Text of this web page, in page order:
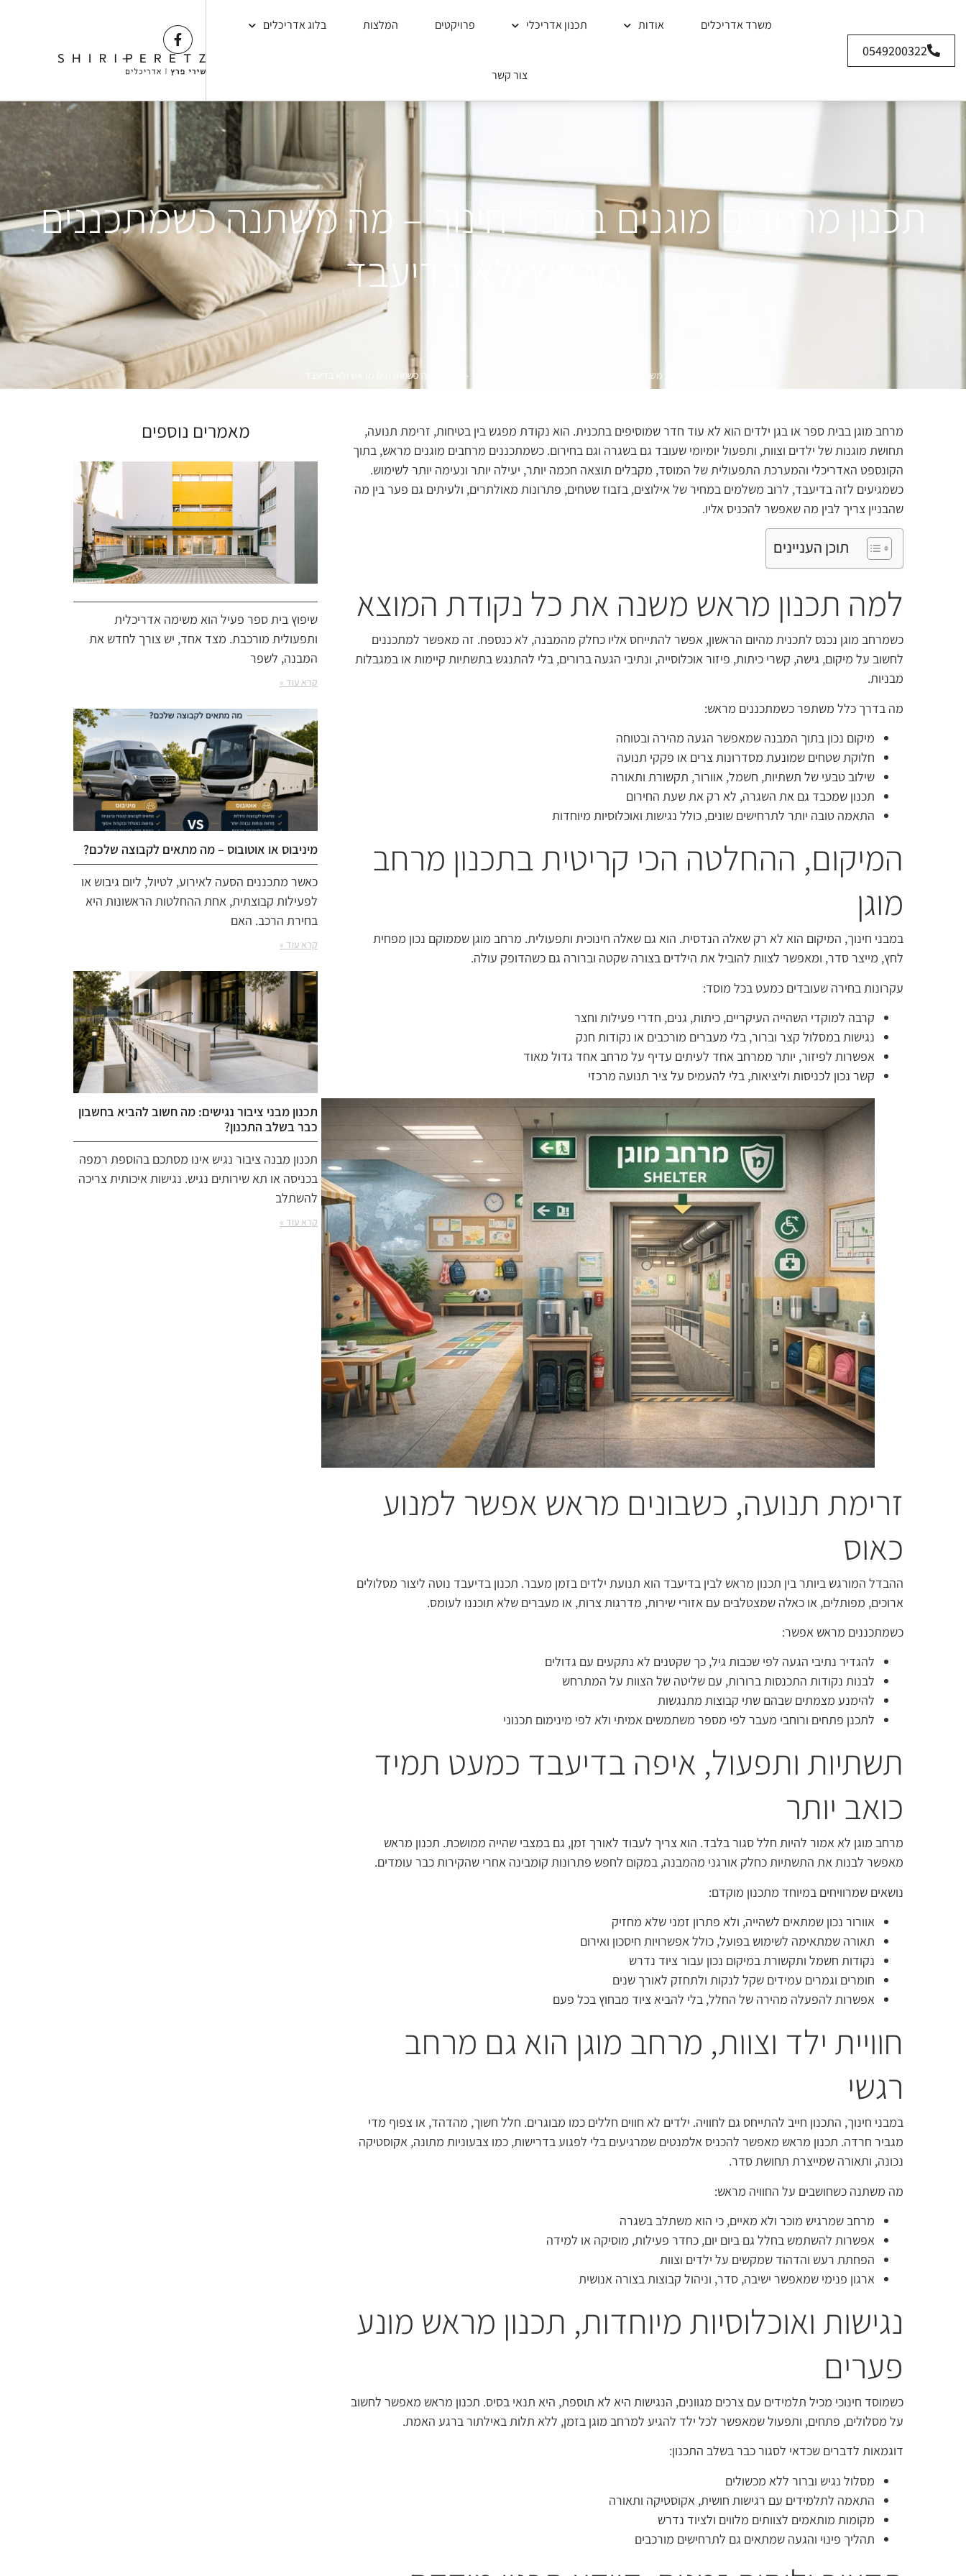
0549200322
משרד אדריכלים אודות תכנון אדריכלי פרויקטים המלצות בלוג אדריכלים
צור קשר
תכנון מרחבים מוגנים במבני חינוך – מה משתנה כשמתכננים
מראש ולא בדיעבד
משרד אדריכלים תכנון מרחבים מוגנים במבני חינוך – מה משתנה כשמתכננים מראש ולא בדיעבד
מרחב מוגן בבית ספר או בגן ילדים הוא לא עוד חדר שמוסיפים בתכנית. הוא נקודת מפגש בין בטיחות, זרימת תנועה,
תחושת מוגנות של ילדים וצוות, ותפעול יומיומי שעובד גם בשגרה וגם בחירום. כשמתכננים מרחבים מוגנים מראש, בתוך
הקונספט האדריכלי והמערכת התפעולית של המוסד, מקבלים תוצאה חכמה יותר, יעילה יותר ונעימה יותר לשימוש.
כשמגיעים לזה בדיעבד, לרוב משלמים במחיר של אילוצים, בזבוז שטחים, פתרונות מאולתרים, ולעיתים גם פער בין מה
שהבניין צריך לבין מה שאפשר להכניס אליו.
תוכן העניינים
למה תכנון מראש משנה את כל נקודת המוצא
כשמרחב מוגן נכנס לתכנית מהיום הראשון, אפשר להתייחס אליו כחלק מהמבנה, לא כנספח. זה מאפשר למתכננים
לחשוב על מיקום, גישה, קשרי כיתות, פיזור אוכלוסייה, ונתיבי הגעה ברורים, בלי להתנגש בתשתיות קיימות או במגבלות
מבניות.
מה בדרך כלל משתפר כשמתכננים מראש:
מיקום נכון בתוך המבנה שמאפשר הגעה מהירה ובטוחה
חלוקת שטחים שמונעת מסדרונות צרים או פקקי תנועה
שילוב טבעי של תשתיות, חשמל, אוורור, תקשורת ותאורה
תכנון שמכבד גם את השגרה, לא רק את שעת החירום
התאמה טובה יותר לתרחישים שונים, כולל נגישות ואוכלוסיות מיוחדות
המיקום, ההחלטה הכי קריטית בתכנון מרחב
מוגן
במבני חינוך, המיקום הוא לא רק שאלה הנדסית. הוא גם שאלה חינוכית ותפעולית. מרחב מוגן שממוקם נכון מפחית
לחץ, מייצר סדר, ומאפשר לצוות להוביל את הילדים בצורה שקטה וברורה גם כשהדופק עולה.
עקרונות בחירה שעובדים כמעט בכל מוסד:
קרבה למוקדי השהייה העיקריים, כיתות, גנים, חדרי פעילות וחצר
נגישות במסלול קצר וברור, בלי מעברים מורכבים או נקודות חנק
אפשרות לפיזור, יותר ממרחב אחד לעיתים עדיף על מרחב אחד גדול מאוד
קשר נכון לכניסות וליציאות, בלי להעמיס על ציר תנועה מרכזי
זרימת תנועה, כשבונים מראש אפשר למנוע
כאוס
ההבדל המורגש ביותר בין תכנון מראש לבין בדיעבד הוא תנועת ילדים בזמן מעבר. תכנון בדיעבד נוטה ליצור מסלולים
ארוכים, מפותלים, או כאלה שמצטלבים עם אזורי שירות, מדרגות צרות, או מעברים שלא תוכננו לעומס.
כשמתכננים מראש אפשר:
להגדיר נתיבי הגעה לפי שכבות גיל, כך שקטנים לא נתקעים עם גדולים
לבנות נקודות התכנסות ברורות, עם שליטה של הצוות על המתרחש
להימנע מצמתים שבהם שתי קבוצות מתנגשות
לתכנן פתחים ורוחבי מעבר לפי מספר משתמשים אמיתי ולא לפי מינימום תכנוני
תשתיות ותפעול, איפה בדיעבד כמעט תמיד
כואב יותר
מרחב מוגן לא אמור להיות חלל סגור בלבד. הוא צריך לעבוד לאורך זמן, גם במצבי שהייה ממושכת. תכנון מראש
מאפשר לבנות את התשתיות כחלק אורגני מהמבנה, במקום לחפש פתרונות קומבינה אחרי שהקירות כבר עומדים.
נושאים שמרוויחים במיוחד מתכנון מוקדם:
אוורור נכון שמתאים לשהייה, ולא פתרון זמני שלא מחזיק
תאורה שמתאימה לשימוש בפועל, כולל אפשרויות חיסכון ואירום
נקודות חשמל ותקשורת במיקום נכון עבור ציוד נדרש
חומרים וגמרים עמידים שקל לנקות ולתחזק לאורך שנים
אפשרות להפעלה מהירה של החלל, בלי להביא ציוד מבחוץ בכל פעם
חוויית ילד וצוות, מרחב מוגן הוא גם מרחב
רגשי
במבני חינוך, התכנון חייב להתייחס גם לחוויה. ילדים לא חווים חללים כמו מבוגרים. חלל חשוך, מהדהד, או צפוף מדי
מגביר חרדה. תכנון מראש מאפשר להכניס אלמנטים שמרגיעים בלי לפגוע בדרישות, כמו צבעוניות מתונה, אקוסטיקה
נכונה, ותאורה שמייצרת תחושת סדר.
מה משתנה כשחושבים על החוויה מראש:
מרחב שמרגיש מוכר ולא מאיים, כי הוא משתלב בשגרה
אפשרות להשתמש בחלל גם ביום יום, כחדר פעילות, מוסיקה או למידה
הפחתת רעש והדהוד שמקשים על ילדים וצוות
ארגון פנימי שמאפשר ישיבה, סדר, וניהול קבוצות בצורה אנושית
נגישות ואוכלוסיות מיוחדות, תכנון מראש מונע
פערים
כשמוסד חינוכי מכיל תלמידים עם צרכים מגוונים, הנגישות היא לא תוספת, היא תנאי בסיס. תכנון מראש מאפשר לחשוב
על מסלולים, פתחים, ותפעול שמאפשר לכל ילד להגיע למרחב מוגן בזמן, ללא תלות באילתור ברגע האמת.
דוגמאות לדברים שכדאי לסגור כבר בשלב התכנון:
מסלול נגיש וברור ללא מכשולים
התאמה לתלמידים עם רגישות חושית, אקוסטיקה ותאורה
מקומות מותאמים לצוותים מלווים ולציוד נדרש
תהליך פינוי והגעה שמתאים גם לתרחישים מורכבים
מאמרים נוספים
שיפוץ בית ספר פעיל הוא משימה אדריכלית
ותפעולית מורכבת. מצד אחד, יש צורך לחדש את
המבנה, לשפר
קרא עוד »
מיניבוס או אוטובוס – מה מתאים לקבוצה שלכם?
כאשר מתכננים הסעה לאירוע, לטיול, ליום גיבוש או
לפעילות קבוצתית, אחת ההחלטות הראשונות היא
בחירת הרכב. האם
קרא עוד »
תכנון מבני ציבור נגישים: מה חשוב להביא בחשבון
כבר בשלב התכנון?
תכנון מבנה ציבור נגיש אינו מסתכם בהוספת רמפה
בכניסה או תא שירותים נגיש. נגישות איכותית צריכה
להשתלב
קרא עוד »